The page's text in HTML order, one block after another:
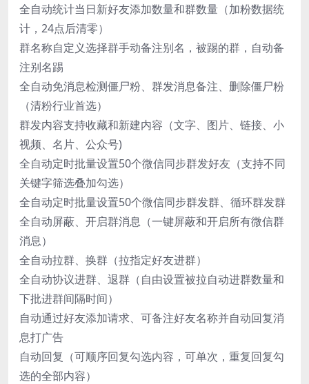
全自动统计当日新好友添加数量和群数量（加粉数据统
计，24点后清零）
群名称自定义选择群手动备注别名，被踢的群，自动备
注别名踢
全自动免消息检测僵尸粉、群发消息备注、删除僵尸粉
（清粉行业首选）
群发内容支持收藏和新建内容（文字、图片、链接、小
视频、名片、公众号)
全自动定时批量设置50个微信同步群发好友（支持不同
关键字筛选叠加勾选）
全自动定时批量设置50个微信同步群发群、循环群发群
全自动屏蔽、开启群消息（一键屏蔽和开启所有微信群
消息）
全自动拉群、换群（拉指定好友进群）
全自动协议进群、退群（自由设置被拉自动进群数量和
下批进群间隔时间）
自动通过好友添加请求、可备注好友名称并自动回复消
息打广告
自动回复（可顺序回复勾选内容，可单次，重复回复勾
选的全部内容）